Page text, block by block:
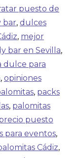
puesto de
bar, dulces
, mejor
bar en Sevilla,
dulce para
, opiniones
, packs
, palomitas
puesto
para eventos,
Cádiz,